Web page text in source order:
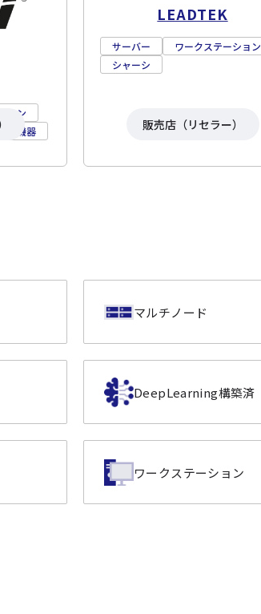
ョン
ク機器
LEADTEK
サーバー
ワークステーション
シャーシ
販売店（リセラー）
マルチノード
DeepLearning構築済
ワークステーション